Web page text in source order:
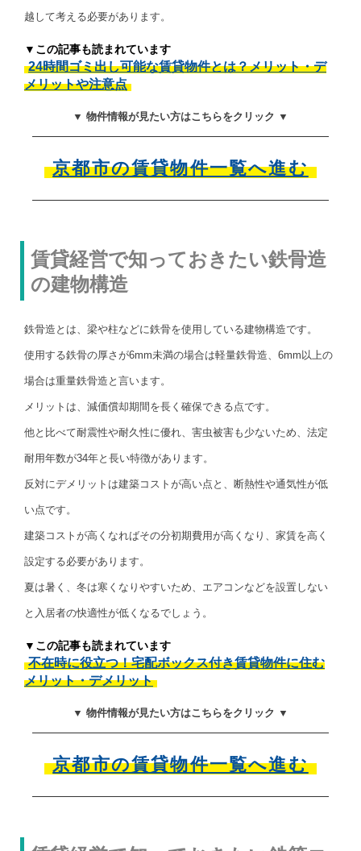
越して考える必要があります。
▼この記事も読まれています
24時間ゴミ出し可能な賃貸物件とは？メリット・デ
メリットや注意点
▼ 物件情報が見たい方はこちらをクリック ▼
京都市の賃貸物件一覧へ進む
賃貸経営で知っておきたい鉄骨造
の建物構造
鉄骨造とは、梁や柱などに鉄骨を使用している建物構造です。
使用する鉄骨の厚さが6mm未満の場合は軽量鉄骨造、6mm以上の
場合は重量鉄骨造と言います。
メリットは、減価償却期間を長く確保できる点です。
他と比べて耐震性や耐久性に優れ、害虫被害も少ないため、法定
耐用年数が34年と長い特徴があります。
反対にデメリットは建築コストが高い点と、断熱性や通気性が低
い点です。
建築コストが高くなればその分初期費用が高くなり、家賃を高く
設定する必要があります。
夏は暑く、冬は寒くなりやすいため、エアコンなどを設置しない
と入居者の快適性が低くなるでしょう。
▼この記事も読まれています
不在時に役立つ！宅配ボックス付き賃貸物件に住む
メリット・デメリット
▼ 物件情報が見たい方はこちらをクリック ▼
京都市の賃貸物件一覧へ進む